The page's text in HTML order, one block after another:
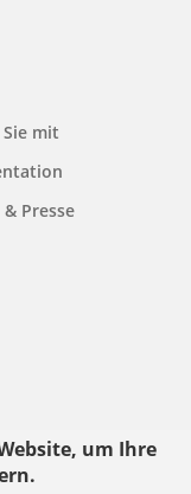
um Ihre
mit
Presse